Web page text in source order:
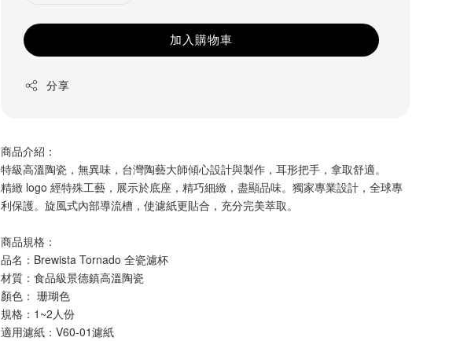
加入購物車
分享
商品介紹：
特級高溫陶瓷，無異味，台灣陶藝大師傾心設計與製作，耳形把手，拿取舒適。
精緻 logo 經特殊工藝，展示於底座，精巧細緻，盡顯品味。獨家專業設計，全球專
利保護。旋風式內部導流槽，使濾紙更貼合，充分完美萃取。
商品規格：
品名：Brewista Tornado 全瓷濾杯
材質：食品級景德鎮高溫陶瓷
顏色： 珊瑚色
規格：1~2人份
適用濾紙：V60-01濾紙